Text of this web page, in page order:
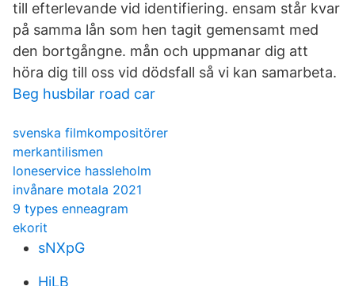
till efterlevande vid identifiering. ensam står kvar
på samma lån som hen tagit gemensamt med
den bortgångne. mån och uppmanar dig att
höra dig till oss vid dödsfall så vi kan samarbeta.
Beg husbilar road car
svenska filmkompositörer
merkantilismen
loneservice hassleholm
invånare motala 2021
9 types enneagram
ekorit
sNXpG
HjLB